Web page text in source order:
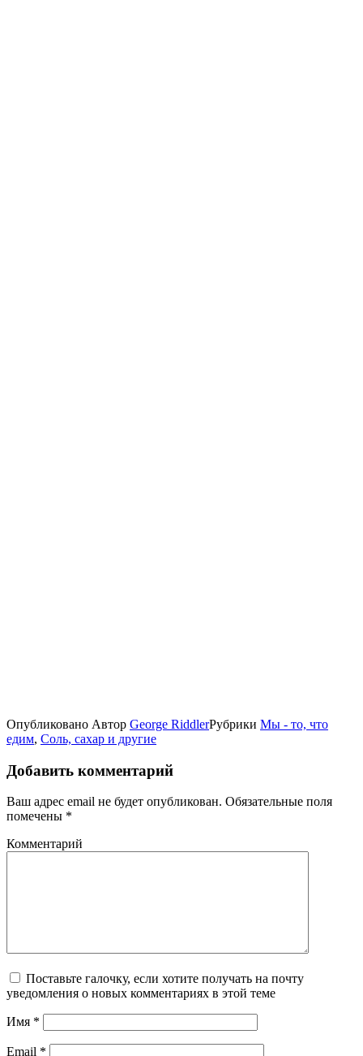
Опубликовано Автор George RiddlerРубрики Мы - то, что
едим, Соль, сахар и другие
Добавить комментарий
Ваш адрес email не будет опубликован. Обязательные поля
помечены *
Комментарий
Поставьте галочку, если хотите получать на почту
уведомления о новых комментариях в этой теме
Имя *
Email *